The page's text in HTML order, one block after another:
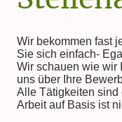
Wir bekommen fast
Sie sich einfach-
Wir schauen wie wir
uns über Ihre
Alle Tätigkeiten sind
Arbeit auf Basis ist